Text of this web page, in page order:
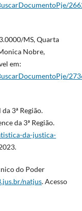
MS, Quarta
Nobre,
em:
3ª Região.
da 3ª Região.
da-justica-
do Poder
natjus. Acesso